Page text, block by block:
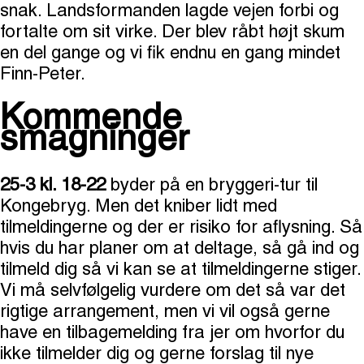
snak. Landsformanden lagde vejen forbi og
fortalte om sit virke. Der blev råbt højt skum
en del gange og vi fik endnu en gang mindet
Finn-Peter.
Kommende
smagninger
25-3 kl. 18-22byder på en bryggeri-tur til
Kongebryg. Men det kniber lidt med
tilmeldingerne og der er risiko for aflysning. Så
hvis du har planer om at deltage, så gå ind og
tilmeld dig så vi kan se at tilmeldingerne stiger.
Vi må selvfølgelig vurdere om det så var det
rigtige arrangement, men vi vil også gerne
have en tilbagemelding fra jer om hvorfor du
ikke tilmelder dig og gerne forslag til nye